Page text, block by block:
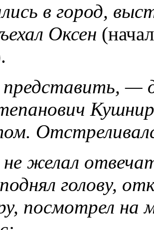
в город,
Оксен
—
желал
голову,
посмотрел на